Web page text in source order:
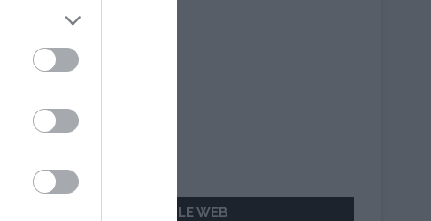
AILLEURS SUR LE WEB